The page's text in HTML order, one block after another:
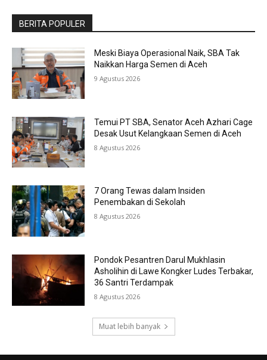
BERITA POPULER
Meski Biaya Operasional Naik, SBA Tak
Naikkan Harga Semen di Aceh
9 Agustus 2026
Temui PT SBA, Senator Aceh Azhari Cage
Desak Usut Kelangkaan Semen di Aceh
8 Agustus 2026
7 Orang Tewas dalam Insiden
Penembakan di Sekolah
8 Agustus 2026
Pondok Pesantren Darul Mukhlasin
Asholihin di Lawe Kongker Ludes Terbakar,
36 Santri Terdampak
8 Agustus 2026
Muat lebih banyak